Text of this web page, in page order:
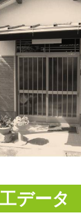
データ